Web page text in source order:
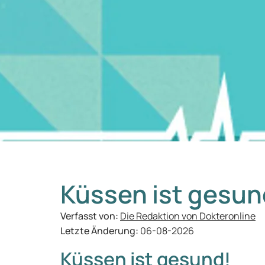
Küssen ist
Verfasst von: Die Redaktion von Dokteronline
Letzte Änderung: 06-08-2026
Küssen ist gesund!